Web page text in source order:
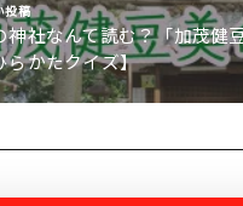
投稿
神社なんて読む？「加茂健
らかたクイズ】